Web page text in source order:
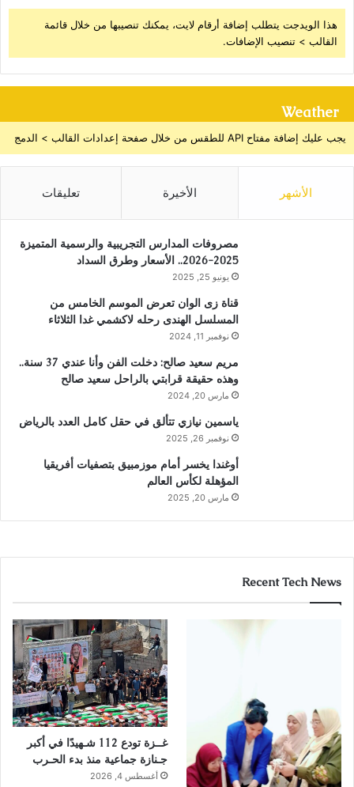
هذا الويدجت يتطلب إضافة أرقام لايت، يمكنك تنصيبها من خلال قائمة
القالب > تنصيب الإضافات.
Weather
يجب عليك إضافة مفتاح API للطقس من خلال صفحة إعدادات القالب > الدمج
الأشهر الأخيرة تعليقات
مصروفات المدارس التجريبية والرسمية المتميزة
2025-2026.. الأسعار وطرق السداد
يونيو 25, 2025
قناة زى الوان تعرض الموسم الخامس من
المسلسل الهندى رحله لاكشمي غدا الثلاثاء
نوفمبر 11, 2024
مريم سعيد صالح: دخلت الفن وأنا عندي 37 سنة..
وهذه حقيقة قرابتي بالراحل سعيد صالح
مارس 20, 2024
ياسمين نيازي تتألق في حقل كامل العدد بالرياض
نوفمبر 26, 2025
أوغندا يخسر أمام موزمبيق بتصفيات أفريقيا
المؤهلة لكأس العالم
مارس 20, 2025
Recent Tech News
غــزة تودع 112 شـهيدًا في أكبر
جـنازة جماعية منذ بدء الحـرب
أغسطس 4, 2026